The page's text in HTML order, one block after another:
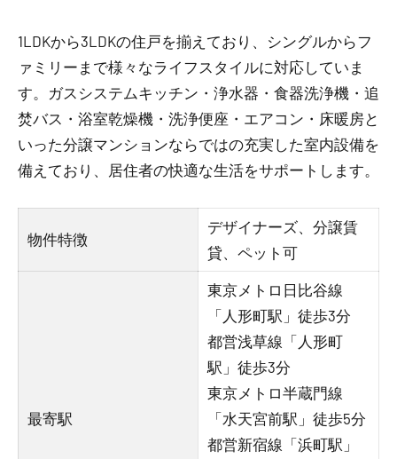
1LDKから3LDKの住戸を揃えており、シングルからフ
ァミリーまで様々なライフスタイルに対応していま
す。ガスシステムキッチン・浄水器・食器洗浄機・追
焚バス・浴室乾燥機・洗浄便座・エアコン・床暖房と
いった分譲マンションならではの充実した室内設備を
備えており、居住者の快適な生活をサポートします。
物件特徴
デザイナーズ、分譲賃
貸、ペット可
最寄駅
東京メトロ日比谷線
「人形町駅」徒歩3分
都営浅草線「人形町
駅」徒歩3分
東京メトロ半蔵門線
「水天宮前駅」徒歩5分
都営新宿線「浜町駅」